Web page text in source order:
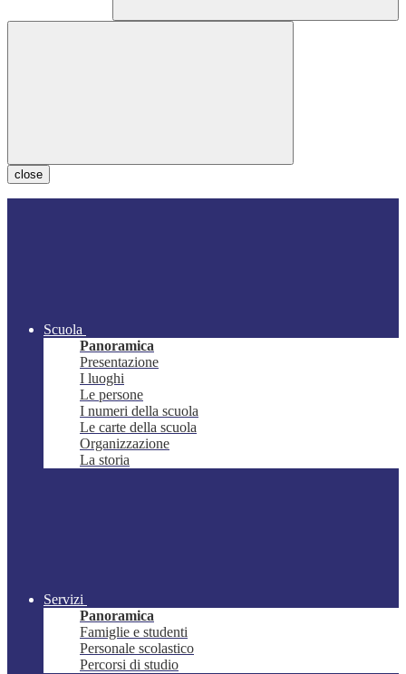
close
Scuola
Panoramica
Presentazione
I luoghi
Le persone
I numeri della scuola
Le carte della scuola
Organizzazione
La storia
Servizi
Panoramica
Famiglie e studenti
Personale scolastico
Percorsi di studio